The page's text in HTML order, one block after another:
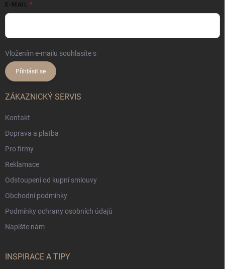
E-MAIL
Vložením e-mailu souhlasíte s
Přihlásit se
ZÁKAZNICKÝ SERVIS
Kontakt
Doprava a platba
Pro firmy
Reklamace
Odstoupení od kupní smlouvy
Obchodní podmínky
Podmínky ochrany osobních údajů
Napište nám
INSPIRACE A TIPY